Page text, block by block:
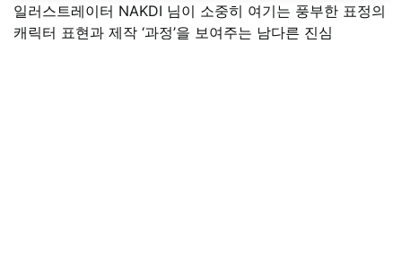
일러스트레이터 NAKDI 님이 소중히 여기는 풍부한 표정의
캐릭터 표현과 제작 ‘과정’을 보여주는 남다른 진심